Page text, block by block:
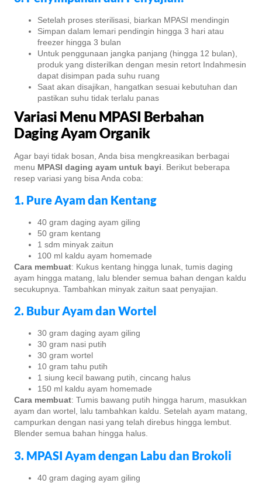
Setelah proses sterilisasi, biarkan MPASI mendingin
Simpan dalam lemari pendingin hingga 3 hari atau
freezer hingga 3 bulan
Untuk penggunaan jangka panjang (hingga 12 bulan),
produk yang disterilkan dengan mesin retort Indahmesin
dapat disimpan pada suhu ruang
Saat akan disajikan, hangatkan sesuai kebutuhan dan
pastikan suhu tidak terlalu panas
Variasi Menu MPASI Berbahan
Daging Ayam Organik
Agar bayi tidak bosan, Anda bisa mengkreasikan berbagai
menu MPASI daging ayam untuk bayi . Berikut beberapa
resep variasi yang bisa Anda coba:
1. Pure Ayam dan Kentang
40 gram daging ayam giling
50 gram kentang
1 sdm minyak zaitun
100 ml kaldu ayam homemade
Cara membuat: Kukus kentang hingga lunak, tumis daging
ayam hingga matang, lalu blender semua bahan dengan kaldu
secukupnya. Tambahkan minyak zaitun saat penyajian.
2. Bubur Ayam dan Wortel
30 gram daging ayam giling
30 gram nasi putih
30 gram wortel
10 gram tahu putih
1 siung kecil bawang putih, cincang halus
150 ml kaldu ayam homemade
Cara membuat: Tumis bawang putih hingga harum, masukkan
ayam dan wortel, lalu tambahkan kaldu. Setelah ayam matang,
campurkan dengan nasi yang telah direbus hingga lembut.
Blender semua bahan hingga halus.
3. MPASI Ayam dengan Labu dan Brokoli
40 gram daging ayam giling